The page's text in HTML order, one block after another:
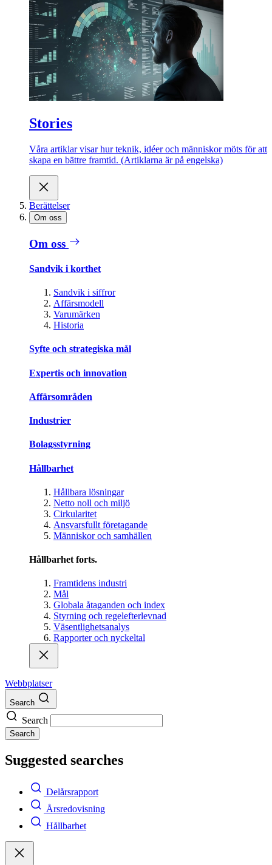
Stories
Våra artiklar visar hur teknik, idéer och människor möts för att
skapa en bättre framtid. (Artiklarna är på engelska)
Berättelser
Om oss
Om oss
Sandvik i korthet
Sandvik i siffror
Affärsmodell
Varumärken
Historia
Syfte och strategiska mål
Expertis och innovation
Affärsområden
Industrier
Bolagsstyrning
Hållbarhet
Hållbara lösningar
Netto noll och miljö
Cirkularitet
Ansvarsfullt företagande
Människor och samhällen
Hållbarhet forts.
Framtidens industri
Mål
Globala åtaganden och index
Styrning och regelefterlevnad
Väsentlighetsanalys
Rapporter och nyckeltal
Webbplatser
Search
Search
Search
Suggested searches
Delårsrapport
Årsredovisning
Hållbarhet